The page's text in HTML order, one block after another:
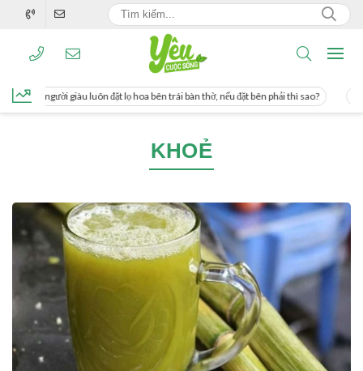
người giàu luôn đặt lọ hoa bên trái bàn thờ, nếu đặt bên phải thì sao?
KHOẺ